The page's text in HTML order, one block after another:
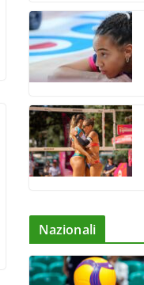
Nazionali